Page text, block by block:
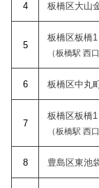
4 板橋区大山
5
板橋区板橋1
（板橋駅 西口
6 板橋区中丸
7
板橋区板橋1
（板橋駅 西口
8 豊島区東池